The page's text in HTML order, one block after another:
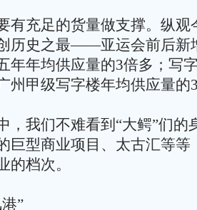
有充足的货量做支撑。纵观
历史之最——亚运会前后新
年年均供应量的3倍多；写
州甲级写字楼年均供应量的
，我们不难看到“大鳄”们的
巨型商业项目、太古汇等等
的档次。
”